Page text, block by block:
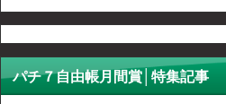
パチ７自由帳月間賞│特集記事